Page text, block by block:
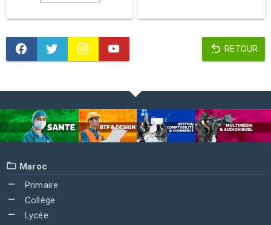
RETOUR
Maroc
Primaire
Collège
Lycée